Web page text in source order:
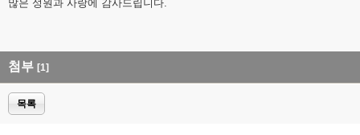
많은 성원과 사랑에 감사드립니다.
첨부 [1]
목록